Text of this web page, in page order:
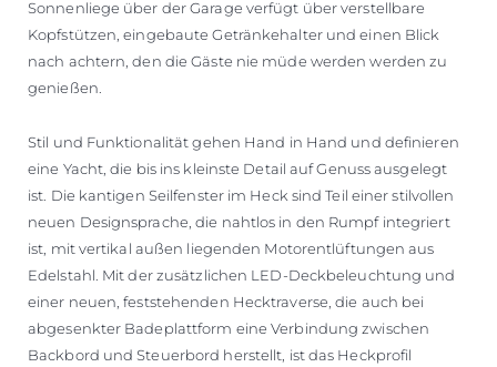
Sonnenliege über der Garage verfügt über verstellbare
Kopfstützen, eingebaute Getränkehalter und einen Blick
nach achtern, den die Gäste nie müde werden werden zu
genießen.
Stil und Funktionalität gehen Hand in Hand und definieren
eine Yacht, die bis ins kleinste Detail auf Genuss ausgelegt
ist. Die kantigen Seilfenster im Heck sind Teil einer stilvollen
neuen Designsprache, die nahtlos in den Rumpf integriert
ist, mit vertikal außen liegenden Motorentlüftungen aus
Edelstahl. Mit der zusätzlichen LED-Deckbeleuchtung und
einer neuen, feststehenden Hecktraverse, die auch bei
abgesenkter Badeplattform eine Verbindung zwischen
Backbord und Steuerbord herstellt, ist das Heckprofil